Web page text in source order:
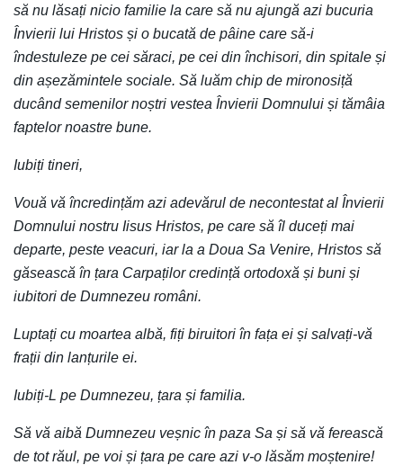
să nu lăsați nicio familie la care să nu ajungă azi bucuria
Învierii lui Hristos și o bucată de pâine care să-i
îndestuleze pe cei săraci, pe cei din închisori, din spitale și
din așezămintele sociale. Să luăm chip de mironosiță
ducând semenilor noștri vestea Învierii Domnului și tămâia
faptelor noastre bune.
Iubiți tineri,
Vouă vă încredințăm azi adevărul de necontestat al Învierii
Domnului nostru Iisus Hristos, pe care să îl duceți mai
departe, peste veacuri, iar la a Doua Sa Venire, Hristos să
găsească în țara Carpaților credință ortodoxă și buni și
iubitori de Dumnezeu români.
Luptați cu moartea albă, fiți biruitori în fața ei și salvați-vă
frații din lanțurile ei.
Iubiți-L pe Dumnezeu, țara și familia.
Să vă aibă Dumnezeu veșnic în paza Sa și să vă ferească
de tot răul, pe voi și țara pe care azi v-o lăsăm moștenire!